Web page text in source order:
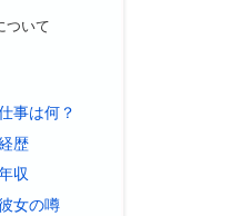
ついて
事は何？
歴
収
女の噂